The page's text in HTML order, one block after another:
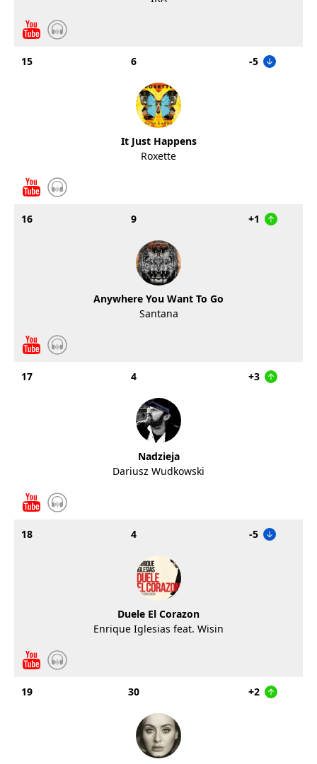
15 6 -5
It Just Happens
Roxette
16 9 +1
Anywhere You Want To Go
Santana
17 4 +3
Nadzieja
Dariusz Wudkowski
18 4 -5
Duele El Corazon
Enrique Iglesias feat. Wisin
19 30 +2